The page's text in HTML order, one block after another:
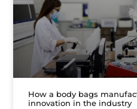
How a body bags
innovation in the industry